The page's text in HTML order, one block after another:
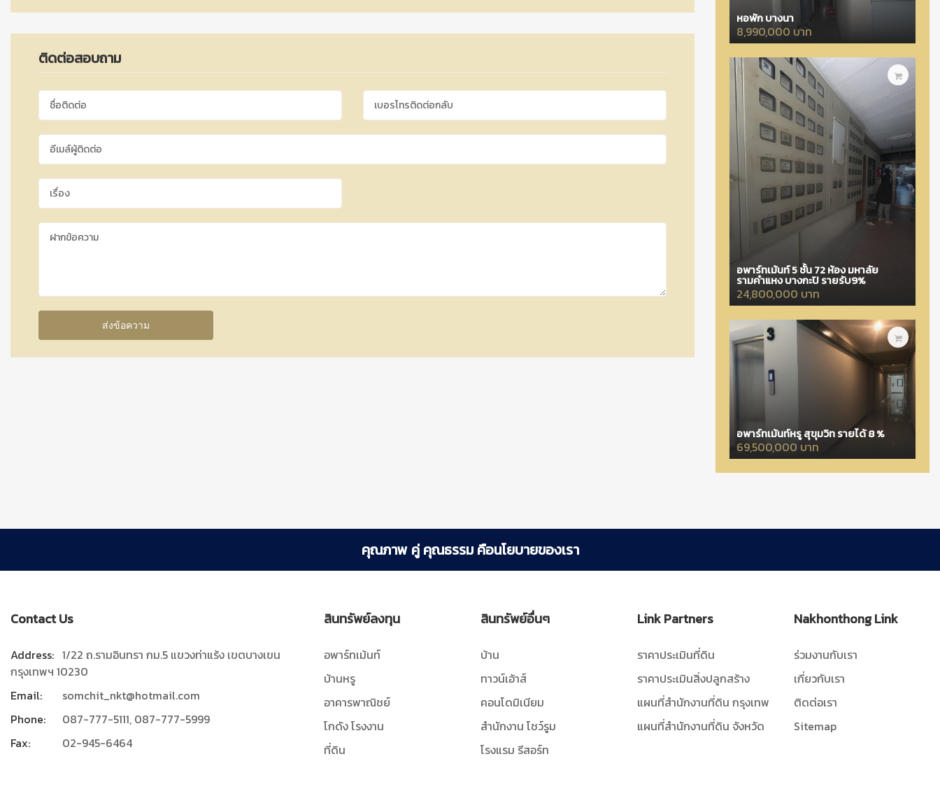
ติดต่อสอบถาม
หอพัก บางนา
8,990,000 บาท
อพาร์ทเม้นท์ 5 ชั้น 72 ห้อง มหาลัย
รามคำแหง บางกะปิ รายรับ9%
24,800,000 บาท
อพาร์ทเม้นท์หรู สุขุมวิท รายได้ 8 %
69,500,000 บาท
คุณภาพ คู่ คุณธรรม คือนโยบายของเรา
Contact Us
Address: 1/22 ถ.รามอินทรา กม.5 แขวงท่าแร้ง เขตบางเขน
กรุงเทพฯ 10230
Email:
somchit_nkt@hotmail.com
Phone:
087-777-5111, 087-777-5999
Fax:
02-945-6464
สินทรัพย์ลงทุน
อพาร์ทเม้นท์
บ้านหรู
อาคารพาณิชย์
โกดัง โรงงาน
ที่ดิน
สินทรัพย์อื่นๆ
บ้าน
ทาวน์เอ้าส์
คอนโดมิเนียม
สำนักงาน โชว์รูม
โรงแรม รีสอร์ท
Link Partners
ราคาประเมินที่ดิน
ราคาประเมินสิ่งปลูกสร้าง
แผนที่สำนักงานที่ดิน กรุงเทพ
แผนที่สำนักงานที่ดิน จังหวัด
Nakhonthong Link
ร่วมงานกับเรา
เกี่ยวกับเรา
ติดต่อเรา
Sitemap